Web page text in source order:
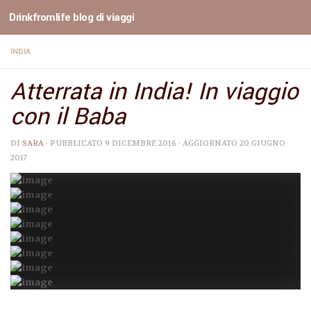
Sotto il contenuto
Drinkfromlife blog di viaggi
INDIA
Atterrata in India! In viaggio
con il Baba
DI SARA · PUBBLICATO 9 DICEMBRE 2016 · AGGIORNATO 20 GIUGNO
2017